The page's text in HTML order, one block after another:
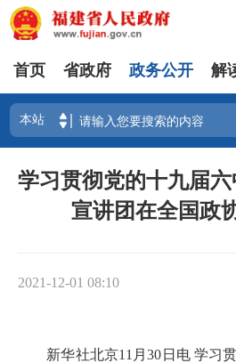
首页 省政府 政务公开 解
学习贯彻党的十九届
宣讲团在全国政
2021-12-01 08:10
新华社北京11月30日电 学习贯